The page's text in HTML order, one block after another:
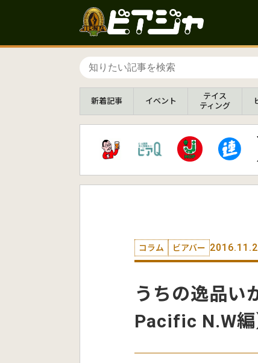
新着記事 イベント
テイス
ティング
コラム ビアバー
うちの逸品
Pacific N.W編